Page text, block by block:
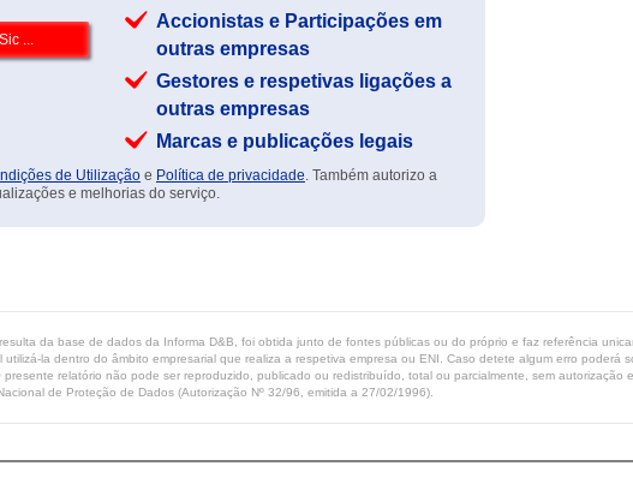
Accionistas e Participações em
outras empresas
Gestores e respetivas ligações a
outras empresas
Marcas e publicações legais
de Utilização e Política de privacidade. Também autorizo a
e melhorias do serviço.
da base de dados da Informa D&B, foi obtida junto de fontes públicas ou do próprio e faz referência
la dentro do âmbito empresarial que realiza a respetiva empresa ou ENI. Caso detete algum erro poderá
relatório não pode ser reproduzido, publicado ou redistribuído, total ou parcialmente, sem autorização
de Proteção de Dados (Autorização Nº 32/96, emitida a 27/02/1996).